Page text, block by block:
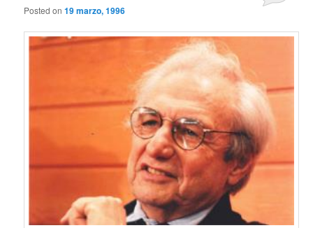
Posted on19 marzo, 1996